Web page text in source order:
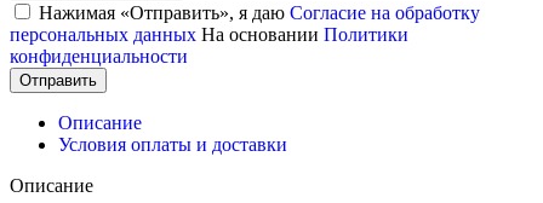
Нажимая «Отправить», я даю Согласие на обработку
персональных данных На основании Политики
конфиденциальности
Отправить
Описание
Условия оплаты и доставки
Описание